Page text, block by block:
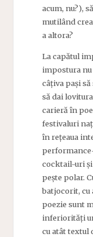
acum, nu?),
mutilând
a altora?
La capătul
impostura nu
câțiva pași
să dai
carieră în
festivaluri
în rețeaua
cocktail-uri și
pește polar.
batjocorit, cu
poezie sunt
inferiorități
cu atât textul